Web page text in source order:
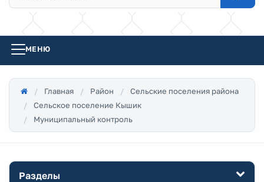
МЕНЮ
Главная Район
Сельские поселения района
Сельское поселение Кышик
Муниципальный контроль
Разделы